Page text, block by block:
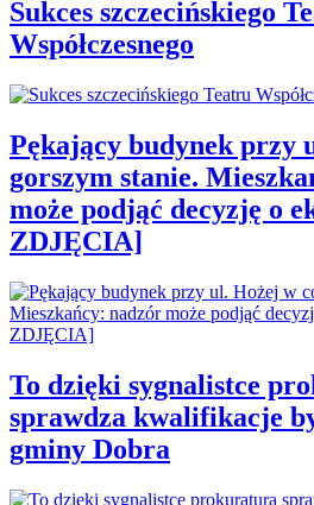
Sukces szczecińskiego
Współczesnego
Pękający budynek przy
gorszym stanie.
może podjąć decyzję o
ZDJĘCIA]
To dzięki sygnalistce
sprawdza kwalifikacje
gminy Dobra